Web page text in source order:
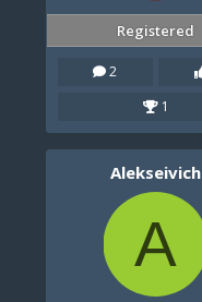
Registered
2
1
Alekseivich
A